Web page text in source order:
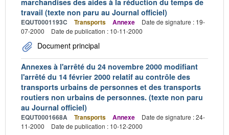
marchandises des aides à la réduction du temps de
travail (texte non paru au Journal officiel)
EQUT0001193C Transports Annexe
Date de signature : 19-
07-2000
Date de publication : 10-11-2000
Document principal
Annexes à l'arrêté du 24 novembre 2000 modifiant
l'arrêté du 14 février 2000 relatif au contrôle des
transports urbains de personnes et des transports
routiers non urbains de personnes. (texte non paru
au Journal officiel)
EQUT0001668A Transports Annexe
Date de signature : 24-
11-2000
Date de publication : 10-12-2000